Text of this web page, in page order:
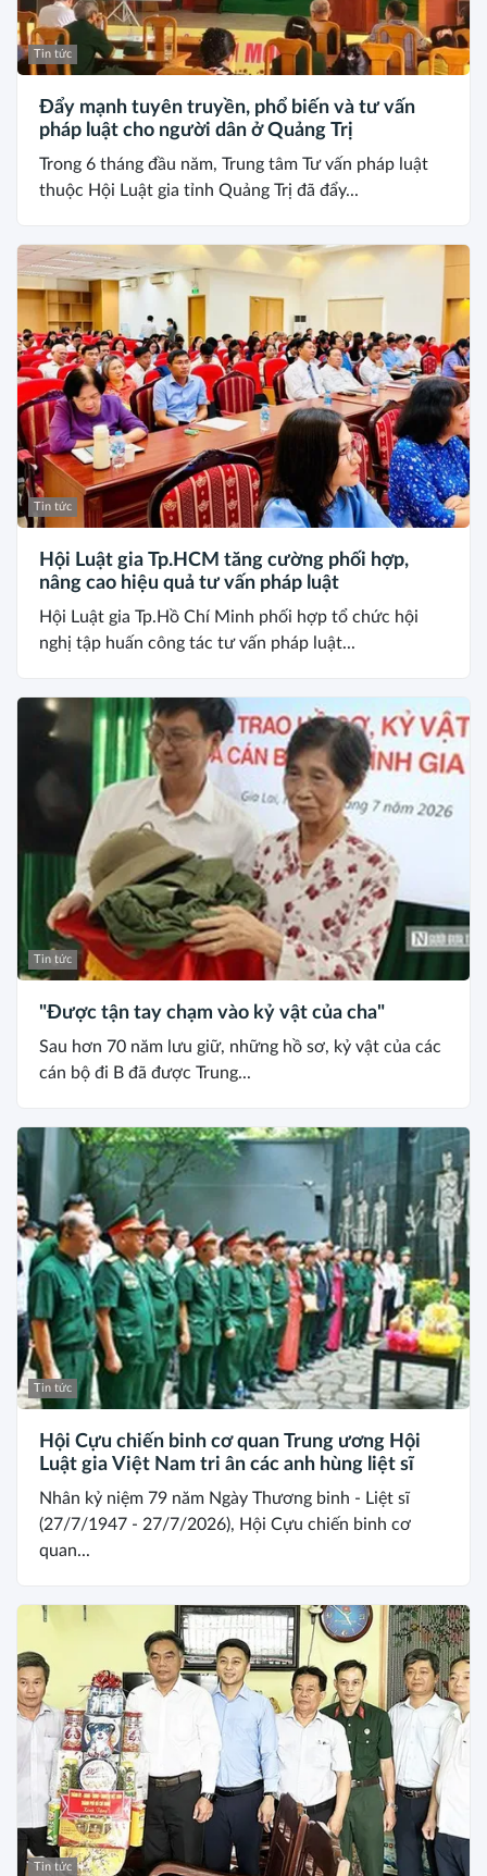
Tin tức
Đẩy mạnh tuyên truyền, phổ biến và tư vấn
pháp luật cho người dân ở Quảng Trị
Trong 6 tháng đầu năm, Trung tâm Tư vấn pháp luật
thuộc Hội Luật gia tỉnh Quảng Trị đã đẩy...
Tin tức
Hội Luật gia Tp.HCM tăng cường phối hợp,
nâng cao hiệu quả tư vấn pháp luật
Hội Luật gia Tp.Hồ Chí Minh phối hợp tổ chức hội
nghị tập huấn công tác tư vấn pháp luật...
Tin tức
"Được tận tay chạm vào kỷ vật của cha"
Sau hơn 70 năm lưu giữ, những hồ sơ, kỷ vật của các
cán bộ đi B đã được Trung...
Tin tức
Hội Cựu chiến binh cơ quan Trung ương Hội
Luật gia Việt Nam tri ân các anh hùng liệt sĩ
Nhân kỷ niệm 79 năm Ngày Thương binh - Liệt sĩ
(27/7/1947 - 27/7/2026), Hội Cựu chiến binh cơ
quan...
Tin tức